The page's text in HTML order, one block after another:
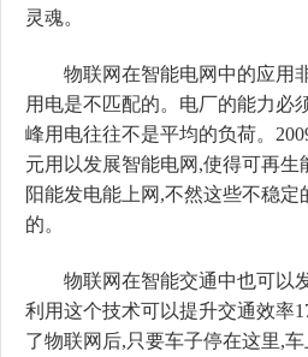
灵魂。
物联网在智能电网中的应用
用电是不匹配的。电厂的能力必
峰用电往往不是平均的负荷。
元用以发展智能电网,使得可再生
阳能发电能上网,不然这些不稳定
的。
物联网在智能交通中也可以
利用这个技术可以提升交通效率
了物联网后,只要车子停在这里,